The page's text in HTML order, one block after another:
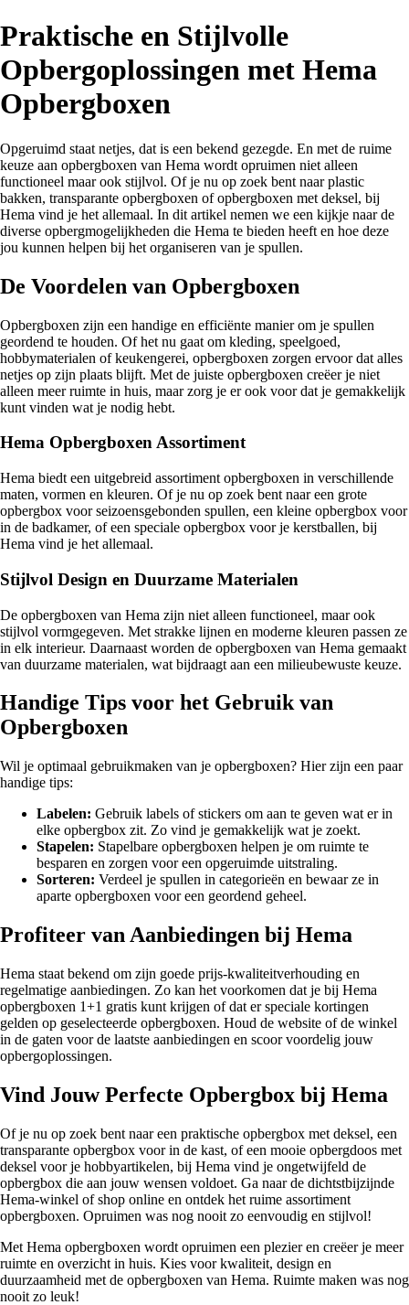
Praktische en Stijlvolle
Opbergoplossingen met Hema
Opbergboxen
Opgeruimd staat netjes, dat is een bekend gezegde. En met de ruime
keuze aan opbergboxen van Hema wordt opruimen niet alleen
functioneel maar ook stijlvol. Of je nu op zoek bent naar plastic
bakken, transparante opbergboxen of opbergboxen met deksel, bij
Hema vind je het allemaal. In dit artikel nemen we een kijkje naar de
diverse opbergmogelijkheden die Hema te bieden heeft en hoe deze
jou kunnen helpen bij het organiseren van je spullen.
De Voordelen van Opbergboxen
Opbergboxen zijn een handige en efficiënte manier om je spullen
geordend te houden. Of het nu gaat om kleding, speelgoed,
hobbymaterialen of keukengerei, opbergboxen zorgen ervoor dat alles
netjes op zijn plaats blijft. Met de juiste opbergboxen creëer je niet
alleen meer ruimte in huis, maar zorg je er ook voor dat je gemakkelijk
kunt vinden wat je nodig hebt.
Hema Opbergboxen Assortiment
Hema biedt een uitgebreid assortiment opbergboxen in verschillende
maten, vormen en kleuren. Of je nu op zoek bent naar een grote
opbergbox voor seizoensgebonden spullen, een kleine opbergbox voor
in de badkamer, of een speciale opbergbox voor je kerstballen, bij
Hema vind je het allemaal.
Stijlvol Design en Duurzame Materialen
De opbergboxen van Hema zijn niet alleen functioneel, maar ook
stijlvol vormgegeven. Met strakke lijnen en moderne kleuren passen ze
in elk interieur. Daarnaast worden de opbergboxen van Hema gemaakt
van duurzame materialen, wat bijdraagt aan een milieubewuste keuze.
Handige Tips voor het Gebruik van
Opbergboxen
Wil je optimaal gebruikmaken van je opbergboxen? Hier zijn een paar
handige tips:
Labelen: Gebruik labels of stickers om aan te geven wat er in
elke opbergbox zit. Zo vind je gemakkelijk wat je zoekt.
Stapelen: Stapelbare opbergboxen helpen je om ruimte te
besparen en zorgen voor een opgeruimde uitstraling.
Sorteren: Verdeel je spullen in categorieën en bewaar ze in
aparte opbergboxen voor een geordend geheel.
Profiteer van Aanbiedingen bij Hema
Hema staat bekend om zijn goede prijs-kwaliteitverhouding en
regelmatige aanbiedingen. Zo kan het voorkomen dat je bij Hema
opbergboxen 1+1 gratis kunt krijgen of dat er speciale kortingen
gelden op geselecteerde opbergboxen. Houd de website of de winkel
in de gaten voor de laatste aanbiedingen en scoor voordelig jouw
opbergoplossingen.
Vind Jouw Perfecte Opbergbox bij Hema
Of je nu op zoek bent naar een praktische opbergbox met deksel, een
transparante opbergbox voor in de kast, of een mooie opbergdoos met
deksel voor je hobbyartikelen, bij Hema vind je ongetwijfeld de
opbergbox die aan jouw wensen voldoet. Ga naar de dichtstbijzijnde
Hema-winkel of shop online en ontdek het ruime assortiment
opbergboxen. Opruimen was nog nooit zo eenvoudig en stijlvol!
Met Hema opbergboxen wordt opruimen een plezier en creëer je meer
ruimte en overzicht in huis. Kies voor kwaliteit, design en
duurzaamheid met de opbergboxen van Hema. Ruimte maken was nog
nooit zo leuk!